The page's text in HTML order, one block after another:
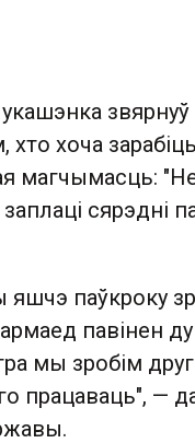
звярнуў
хто хоча
магчымасць:
сярэдні
паўкроку
павінен
мы зробім
працаваць", —